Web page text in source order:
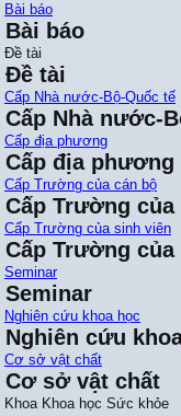
Bài báo
Bài báo
Đề tài
Đề tài
Cấp Nhà nước-Bộ-Quốc tế
Cấp Nhà nước-
Cấp địa phương
Cấp địa phương
Cấp Trường của cán bộ
Cấp Trường của
Cấp Trường của sinh viên
Cấp Trường
Seminar
Seminar
Nghiên cứu khoa học
Nghiên cứu
Cơ sở vật chất
Cơ sở vật chất
Khoa Khoa học Sức khỏe